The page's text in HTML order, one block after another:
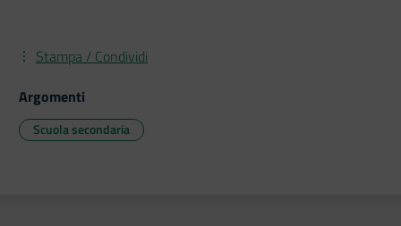
Stampa / Condividi
Argomenti
Scuola secondaria